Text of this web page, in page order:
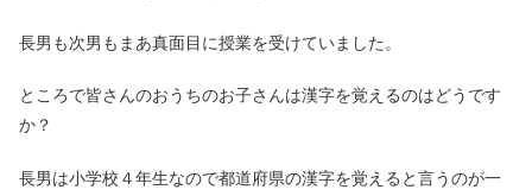
長男も次男もまあ真面目に授業を受けていました。
ところで皆さんのおうちのお子さんは漢字を覚えるのはどうです
か？
長男は小学校４年生なので都道府県の漢字を覚えると言うのが一